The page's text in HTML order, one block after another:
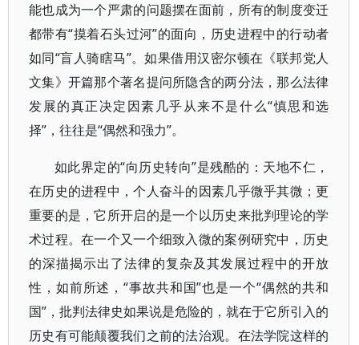
能也成为一个严肃的问题摆在面前，所有的制度变迁
都带有“摸着石头过河”的面向，历史进程中的行动者
如同“盲人骑瞎马”。如果借用汉密尔顿在《联邦党人
文集》开篇那个著名提问所隐含的两分法，那么法律
发展的真正决定因素几乎从来不是什么“慎思和选
择”，往往是“偶然和强力”。
如此界定的“向历史转向”是残酷的：天地不仁，
在历史的进程中，个人奋斗的因素几乎微乎其微；更
重要的是，它所开启的是一个以历史来批判理论的学
术过程。在一个又一个细致入微的案例研究中，历史
的深描揭示出了法律的复杂及其发展过程中的开放
性，如前所述，“事故共和国”也是一个“偶然的共和
国”，批判法律史如果说是危险的，就在于它所引入的
历史有可能颠覆我们之前的法治观。在法学院这样的